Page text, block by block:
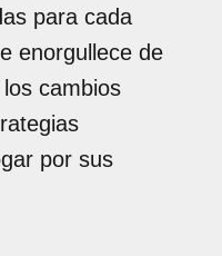
para cada
enorgullece de
cambios
por sus